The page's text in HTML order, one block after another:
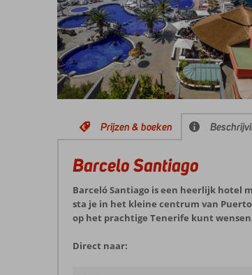
Prijzen & boeken
Barcelo Santiago
Barceló Santiago is een heerlijk hotel
sta je in het kleine centrum van
op het prachtige Tenerife kunt
Direct naar: